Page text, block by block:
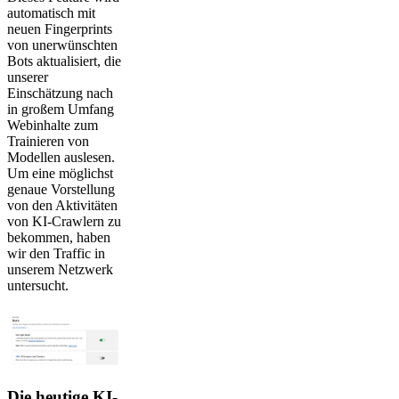
automatisch mit
neuen Fingerprints
von unerwünschten
Bots aktualisiert, die
unserer
Einschätzung nach
in großem Umfang
Webinhalte zum
Trainieren von
Modellen auslesen.
Um eine möglichst
genaue Vorstellung
von den Aktivitäten
von KI-Crawlern zu
bekommen, haben
wir den Traffic in
unserem Netzwerk
untersucht.